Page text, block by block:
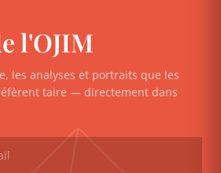
l'OJIM
les analyses et portraits que les
taire — directement dans